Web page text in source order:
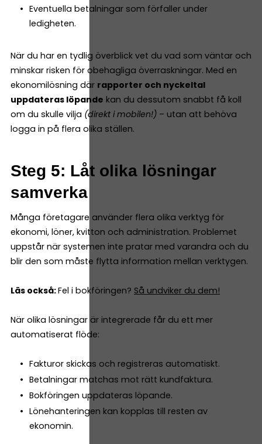
Eventuella betalningar som förfaller under
ledigheten.
När du har en tydlig överblick vet du vad som väntar och
minskar risken för obehagliga överraskningar. Med en
ekonomilösning där rapporter och nyckeltal
uppdateras löpande kan du dessutom snabbt få koll
om du skulle vilja (direkt i mobilen!) – utan att behöva
logga in på flera olika ställen.
Steg 5: Låt olika lösningar
samverka
Många företagare använder flera olika verktyg för
ekonomi, löner, kvitton och administration. Problemet
uppstår när systemen inte pratar med varandra och du
blir den som måste flytta information mellan verktygen.
Läs också:Fel i bokföringen? Så undviker du dem!
När olika lösningar är integrerade får du ett mer
automatiserat flöde:
Fakturor skickas och registreras automatiskt.
Betalningar matchas mot rätt kundfaktura.
Bokföringen uppdateras löpande.
Lönehanteringen kan kopplas till resten av
ekonomin.